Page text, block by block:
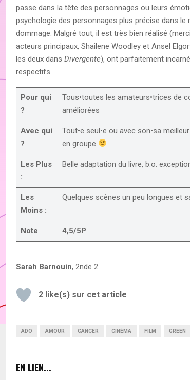
passe dans la tête des personnages ou leurs
psychologie des personnages plus précise dans le
dommage. Malgré tout, il est très bien réalisé
acteurs principaux, Shailene Woodley et Ansel
les deux dans Divergente), ont parfaitement
respectifs.
Pour qui
?
Tous•toutes les amateurs•trices de
améliorées
Avec qui
?
Tout•e seul•e ou avec son•sa
en groupe
Les Plus
:
Belle adaptation du livre, b.o.
Les
Moins :
Quelques scènes un peu longues et
Note 4,5/5P
Sarah Barnouin, 2nde 2
2 like(s) sur cet article
ADO AMOUR CANCER CINÉMA FILM GREEN
EN LIEN...